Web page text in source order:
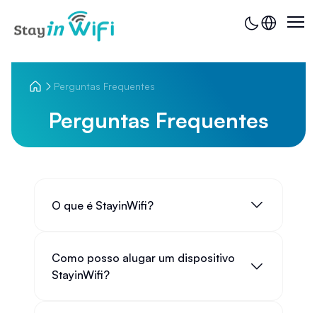
Perguntas Frequentes
Perguntas Frequentes
O que é StayinWifi?
Como posso alugar um dispositivo
StayinWifi?